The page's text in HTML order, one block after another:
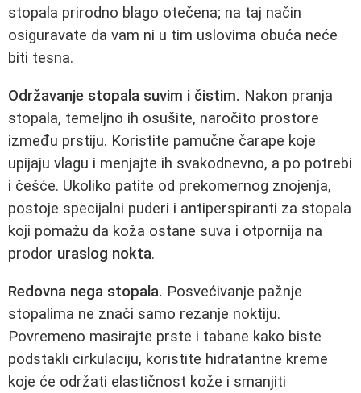
stopala prirodno blago otečena; na taj način
osiguravate da vam ni u tim uslovima obuća neće
biti tesna.
Održavanje stopala suvim i čistim. Nakon pranja
stopala, temeljno ih osušite, naročito prostore
između prstiju. Koristite pamučne čarape koje
upijaju vlagu i menjajte ih svakodnevno, a po potrebi
i češće. Ukoliko patite od prekomernog znojenja,
postoje specijalni puderi i antiperspiranti za stopala
koji pomažu da koža ostane suva i otpornija na
prodor uraslog nokta.
Redovna nega stopala. Posvećivanje pažnje
stopalima ne znači samo rezanje noktiju.
Povremeno masirajte prste i tabane kako biste
podstakli cirkulaciju, koristite hidratantne kreme
koje će održati elastičnost kože i smanjiti